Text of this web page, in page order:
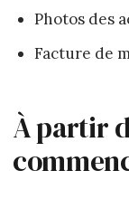
Photos des
Facture de
À partir